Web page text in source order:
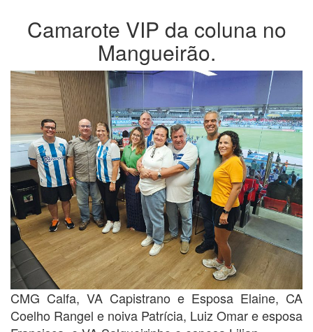
Camarote VIP da coluna no
Mangueirão.
CMG Calfa, VA Capistrano e Esposa Elaine, CA
Coelho Rangel e noiva Patrícia, Luiz Omar e esposa